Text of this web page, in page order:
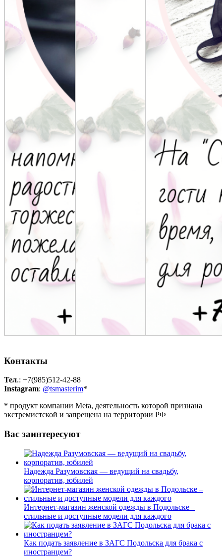
Контакты
Тел.: +7(985)512-42-88
Instagram: @tsmasterim*
* продукт компании Meta, деятельность которой признана
экстремистской и запрещена на территории РФ
Вас заинтересуют
Надежда Разумовская — ведущий на свадьбу,
корпоратив, юбилей
Интернет-магазин женской одежды в Подольске –
стильные и доступные модели для каждого
Как подать заявление в ЗАГС Подольска для брака с
иностранцем?